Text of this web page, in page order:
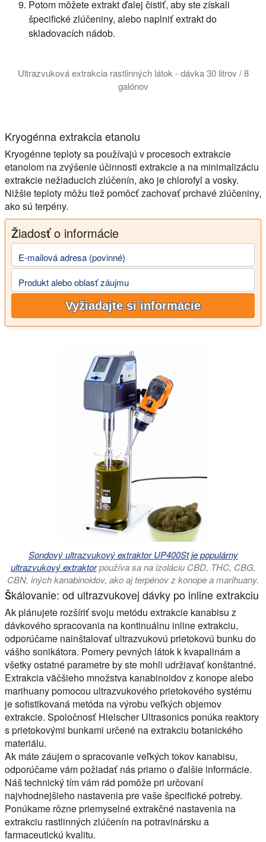
Potom môžete extrakt ďalej čistiť, aby ste získali
špecifické zlúčeniny, alebo naplniť extrakt do
skladovacích nádob.
Ultrazvuková extrakcia rastlinných látok - dávka 30 litrov / 8
galónov
Kryogénna extrakcia etanolu
Kryogénne teploty sa používajú v procesoch extrakcie
etanolom na zvýšenie účinnosti extrakcie a na minimalizáciu
extrakcie nežiaducich zlúčenín, ako je chlorofyl a vosky.
Nižšie teploty môžu tiež pomôcť zachovať prchavé zlúčeniny,
ako sú terpény.
Žiadosť o informácie
E-mailová adresa (povinné)
Produkt alebo oblasť záujmu
Vyžiadajte si informácie
Sondový ultrazvukový extraktor UP400St je populárny
ultrazvukový extraktorpoužíva sa na izoláciu CBD, THC, CBG,
CBN, iných kanabinoidov, ako aj terpénov z konope a marihuany.
Škálovanie: od ultrazvukovej dávky po inline extrakciu
Ak plánujete rozšíriť svoju metódu extrakcie kanabisu z
dávkového spracovania na kontinuálnu inline extrakciu,
odporúčame nainštalovať ultrazvukovú prietokovú bunku do
vášho sonikátora. Pomery pevných látok k kvapalinám a
všetky ostatné parametre by ste mohli udržiavať konštantné.
Extrakcia väčšieho množstva kanabinoidov z konope alebo
marihuany pomocou ultrazvukového prietokového systému
je sofistikovaná metóda na výrobu veľkých objemov
extrakcie. Spoločnosť Hielscher Ultrasonics ponúka reaktory
s prietokovými bunkami určené na extrakciu botanického
materiálu.
Ak máte záujem o spracovanie veľkých tokov kanabisu,
odporúčame vám požiadať nás priamo o ďalšie informácie.
Náš technický tím vám rád pomôže pri určovaní
najvhodnejšieho nastavenia pre vaše špecifické potreby.
Ponúkame rôzne priemyselné extrakčné nastavenia na
extrakciu rastlinných zlúčenín na potravinársku a
farmaceutickú kvalitu.